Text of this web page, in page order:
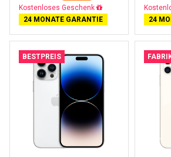
Kostenloses Geschenk
24 MONATE GARANTIE
24
BESTPREIS